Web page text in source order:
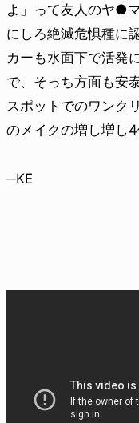
よ」って友人のヤ●
にしろ絶滅危惧種に
カーも水面下で活発
で、そっち方面も安
スポットでのワンク
のメイクの増し増し4
─KE